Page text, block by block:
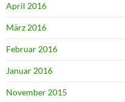
April 2016
März 2016
Februar 2016
Januar 2016
November 2015